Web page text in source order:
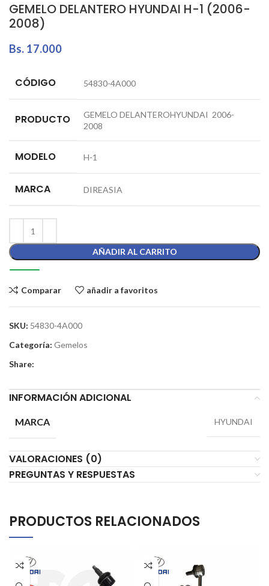
GEMELO DELANTERO HYUNDAI H-1 (2006-
2008)
Bs. 17.000
CÓDIGO 54830-4A000
PRODUCTO
GEMELO DELANTEROHYUNDAI 2006-
2008
MODELO H-1
MARCA DIREASIA
AÑADIR AL CARRITO
Comparar añadir a favoritos
SKU: 54830-4A000
Categoría: Gemelos
Share:
INFORMACIÓN ADICIONAL
MARCA HYUNDAI
VALORACIONES (0)
PREGUNTAS Y RESPUESTAS
PRODUCTOS RELACIONADOS